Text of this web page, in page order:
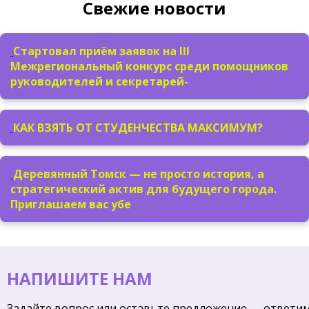
Свежие новости
Стартовал приём заявок на III
Межрегиональный конкурс среди помощников
руководителей и секретарей-
КАК ВЗЯТЬ ОТ СТУДЕНЧЕСТВА МАКСИМУМ?
Деревянный Томск — не просто история, а
стратегический актив для будущего города.
Приглашаем вас убе
НАПИШИТЕ НАМ